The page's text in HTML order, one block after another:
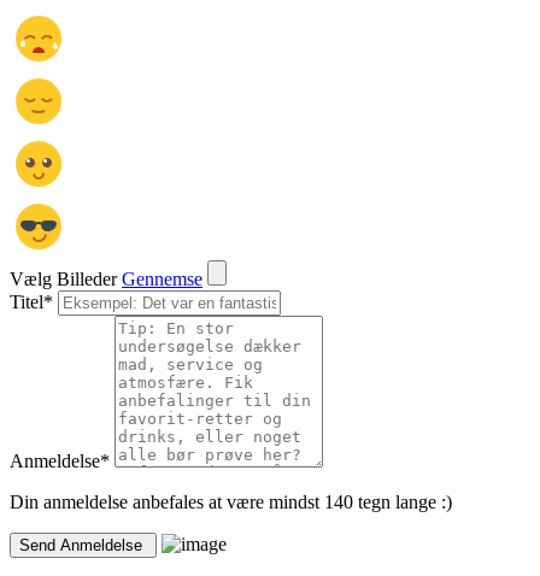
Vælg Billeder Gennemse
Titel*
Anmeldelse*
Din anmeldelse anbefales at være mindst 140 tegn lange :)